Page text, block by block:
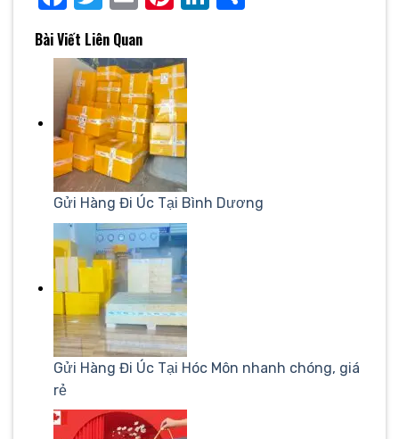
Bài Viết Liên Quan
Gửi Hàng Đi Úc Tại Bình Dương
Gửi Hàng Đi Úc Tại Hóc Môn nhanh chóng, giá
rẻ